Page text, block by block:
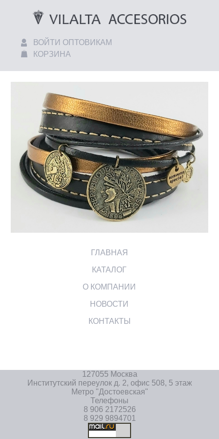
ВОЙТИ ОПТОВИКАМ
КОРЗИНА
ГЛАВНАЯ
КАТАЛОГ
О КОМПАНИИ
НОВОСТИ
КОНТАКТЫ
127055 Москва
Институтский переулок д. 2, офис 508, 5 этаж
Метро "Достоевская"
Телефоны
8 906 2172526
8 929 9894701